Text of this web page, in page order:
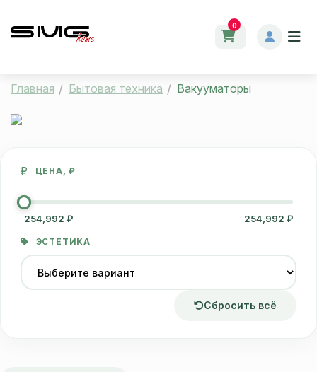
0
Главная Бытовая техника Вакууматоры
ЦЕНА, ₽
254,992 ₽ 254,992 ₽
ЭСТЕТИКА
Сбросить всё